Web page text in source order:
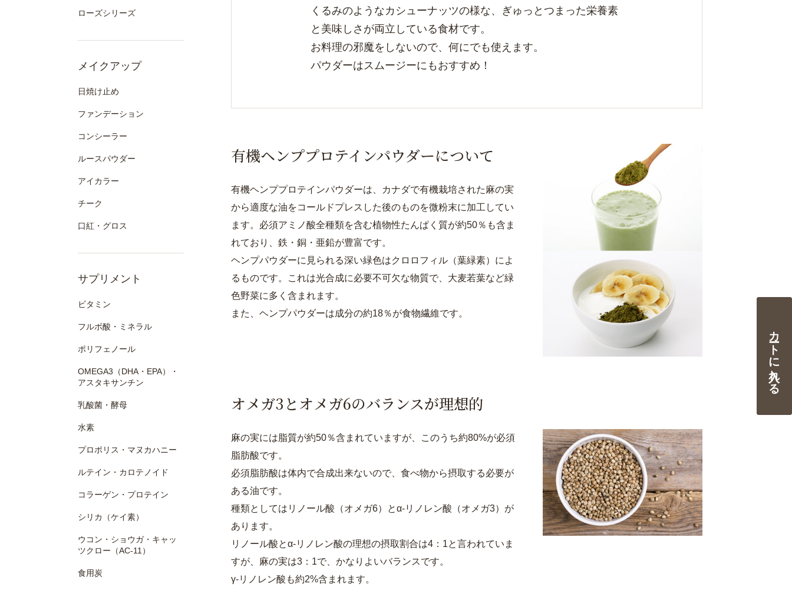
ローズシリーズ
メイクアップ
日焼け止め
ファンデーション
コンシーラー
ルースパウダー
アイカラー
チーク
口紅・グロス
サプリメント
ビタミン
フルボ酸・ミネラル
ポリフェノール
OMEGA3（DHA・EPA）・
アスタキサンチン
乳酸菌・酵母
水素
プロポリス・マヌカハニー
ルテイン・カロテノイド
コラーゲン・プロテイン
シリカ（ケイ素）
ウコン・ショウガ・キャッ
ツクロー（AC-11）
食用炭
くるみのようなカシューナッツの様な、ぎゅっとつまった栄養素
と美味しさが両立している食材です。
お料理の邪魔をしないので、何にでも使えます。
パウダーはスムージーにもおすすめ！
有機ヘンププロテインパウダーについて
有機ヘンププロテインパウダーは、カナダで有機栽培された麻の実
から適度な油をコールドプレスした後のものを微粉末に加工してい
ます。必須アミノ酸全種類を含む植物性たんぱく質が約50％も含ま
れており、鉄・銅・亜鉛が豊富です。
ヘンプパウダーに見られる深い緑色はクロロフィル（葉緑素）によ
るものです。これは光合成に必要不可欠な物質で、大麦若葉など緑
色野菜に多く含まれます。
また、ヘンプパウダーは成分の約18％が食物繊維です。
オメガ3とオメガ6のバランスが理想的
麻の実には脂質が約50％含まれていますが、このうち約80%が必須
脂肪酸です。
必須脂肪酸は体内で合成出来ないので、食べ物から摂取する必要が
ある油です。
種類としてはリノール酸（オメガ6）とα-リノレン酸（オメガ3）が
あります。
リノール酸とα-リノレン酸の理想の摂取割合は4：1と言われていま
すが、麻の実は3：1で、かなりよいバランスです。
γ-リノレン酸も約2%含まれます。
カートに入れる